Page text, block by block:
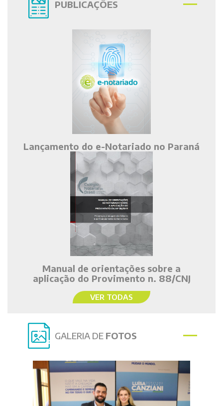
PUBLICAÇÕES
Lançamento do e-Notariado no Paraná
Manual de orientações sobre a
aplicação do Provimento n. 88/CNJ
VER TODAS
GALERIA DE FOTOS